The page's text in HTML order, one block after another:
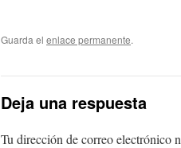
Guarda el enlace permanente.
Deja una respuesta
Tu dirección de correo electrónico